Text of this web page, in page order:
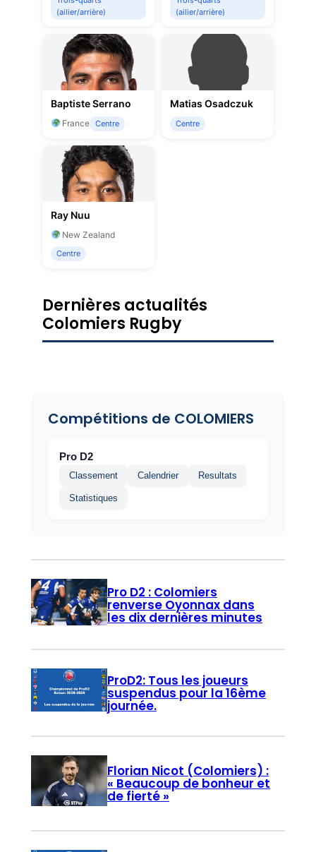
(ailier/arrière)
(ailier/arrière)
Baptiste Serrano
France Centre
Matias Osadczuk
Centre
Ray Nuu
New Zealand
Centre
Dernières actualités
Colomiers Rugby
Compétitions de COLOMIERS
Pro D2
Classement Calendrier Resultats
Statistiques
Pro D2 : Colomiers
renverse Oyonnax dans
les dix dernières minutes
ProD2: Tous les joueurs
suspendus pour la 16ème
journée.
Florian Nicot (Colomiers) :
« Beaucoup de bonheur et
de fierté »